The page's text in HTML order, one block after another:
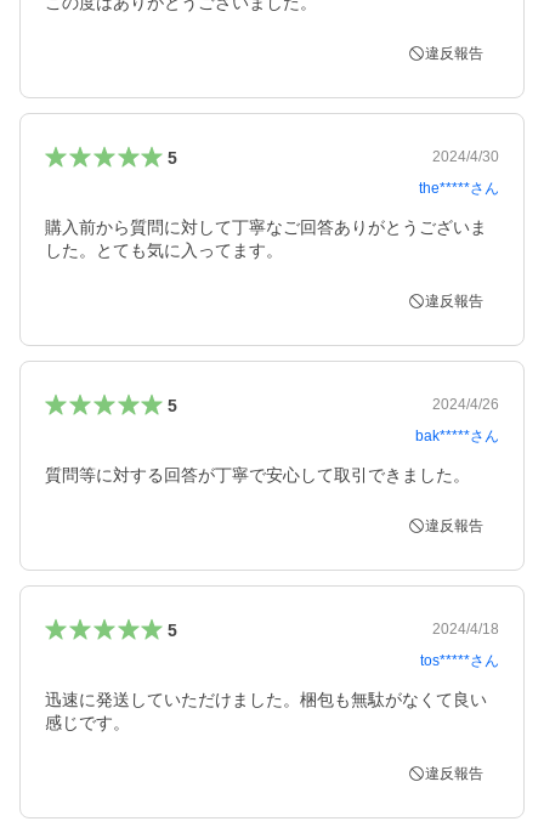
違反報告
5
2024/4/30
the*****さん
購入前から質問に対して丁寧なご回答ありがとうございま
した。とても気に入ってます。
違反報告
5
2024/4/26
bak*****さん
質問等に対する回答が丁寧で安心して取引できました。
違反報告
5
2024/4/18
tos*****さん
迅速に発送していただけました。梱包も無駄がなくて良い
感じです。
違反報告